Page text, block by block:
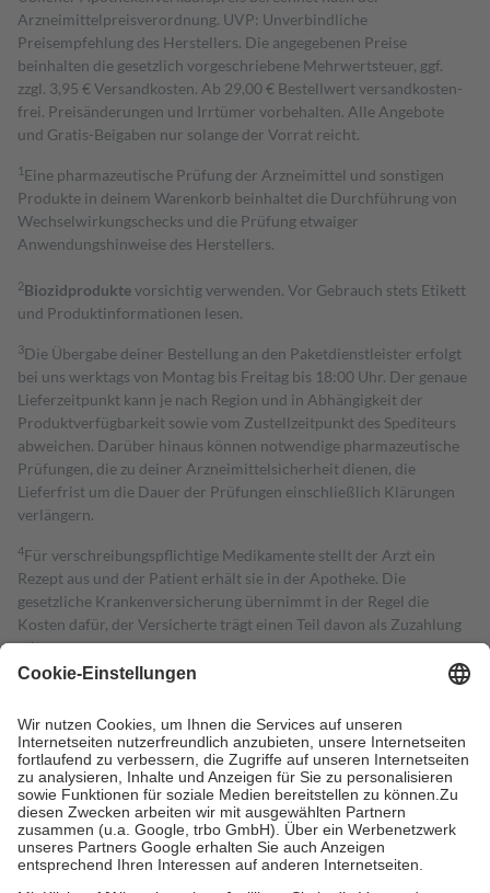
Arzneimittelpreisverordnung. UVP: Unverbindliche
Preisempfehlung des Herstellers. Die angegebenen Preise
beinhalten die gesetzlich vorgeschriebene Mehrwertsteuer, ggf.
zzgl. 3,95 € Versandkosten. Ab 29,00 € Bestell­wert versand­kosten­
frei. Preisänderungen und Irrtümer vorbehalten. Alle Angebote
und Gratis-Beigaben nur solange der Vorrat reicht.
1 Eine pharmazeutische Prüfung der Arzneimittel und sonstigen
Produkte in deinem Warenkorb beinhaltet die Durchführung von
Wechselwirkungschecks und die Prüfung etwaiger
Anwendungshinweise des Herstellers.
2Biozidproduktevorsichtig verwenden. Vor Gebrauch stets Etikett
und Produktinformationen lesen.
3Die Übergabe deiner Bestellung an den Paketdienstleister erfolgt
bei uns werktags von Montag bis Freitag bis 18:00 Uhr. Der genaue
Lieferzeitpunkt kann je nach Region und in Abhängigkeit der
Produktverfügbarkeit sowie vom Zustellzeitpunkt des Spediteurs
abweichen. Darüber hinaus können notwendige pharmazeutische
Prüfungen, die zu deiner Arzneimittelsicherheit dienen, die
Lieferfrist um die Dauer der Prüfungen einschließlich Klärungen
verlängern.
4Für verschreibungspflichtige Medikamente stellt der Arzt ein
Rezept aus und der Patient erhält sie in der Apotheke. Die
gesetzliche Krankenversicherung übernimmt in der Regel die
Kosten dafür, der Versicherte trägt einen Teil davon als Zuzahlung
mit.
Grundsätzlich leisten Mitglieder Zuzahlungen in Höhe von zehn
höchstens zehn Euro.
Es sind jedoch nie mehr als die tatsächlichen
Kosten der Leistung zu entrichten.
Diese Regeln gelten grundsätzlich auch für Online-Apotheken.
Bei Heilmitteln und häuslicher Krankenpflege beträgt die
Zuzahlung zehn Prozent der Kosten sowie zehn Euro je
Verordnung.
Um das Engagement der Versicherten für ihre eigene Gesundheit zu
stärken und die besondere Stellung der Familie zu unterstützen,